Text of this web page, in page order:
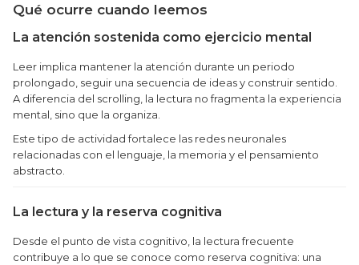
Qué ocurre cuando leemos
La atención sostenida como ejercicio mental
Leer implica mantener la atención durante un periodo
prolongado, seguir una secuencia de ideas y construir sentido.
A diferencia del scrolling, la lectura no fragmenta la experiencia
mental, sino que la organiza.
Este tipo de actividad fortalece las redes neuronales
relacionadas con el lenguaje, la memoria y el pensamiento
abstracto.
La lectura y la reserva cognitiva
Desde el punto de vista cognitivo, la lectura frecuente
contribuye a lo que se conoce como reserva cognitiva: una